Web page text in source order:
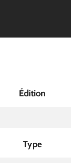
Édition
Type